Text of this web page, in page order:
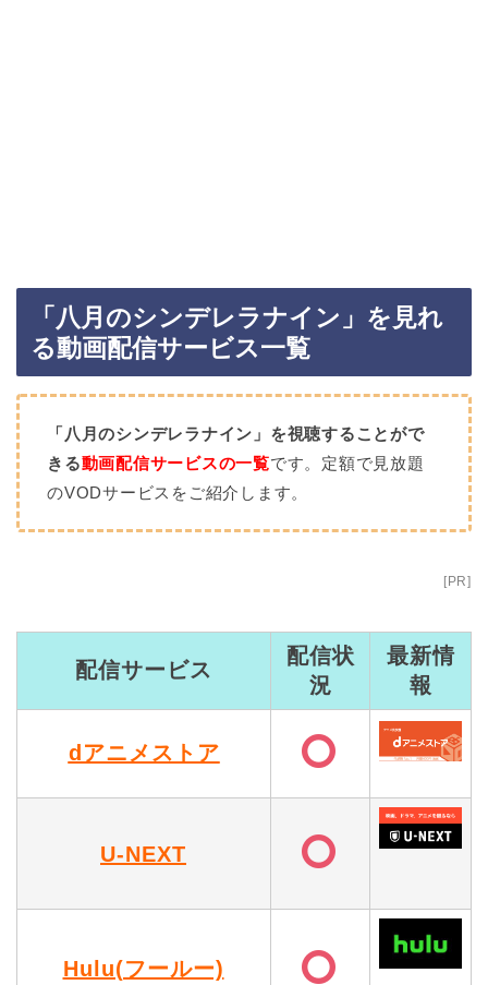
「八月のシンデレラナイン」を見れ
る動画配信サービス一覧
「八月のシンデレラナイン」を視聴することがで
きる動画配信サービスの一覧です。定額で見放題
のVODサービスをご紹介します。
[PR]
配信サービス
配信状
況
最新情
報
dアニメストア
U-NEXT
Hulu(フールー)